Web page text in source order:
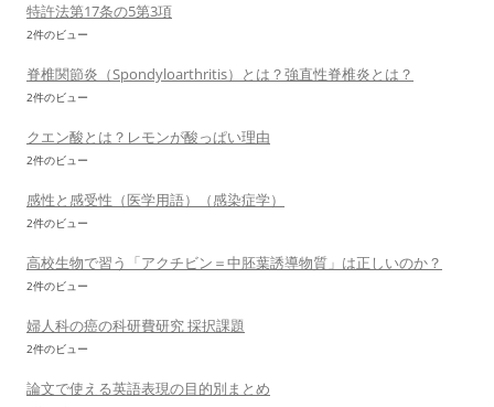
特許法第17条の5第3項
2件のビュー
脊椎関節炎（Spondyloarthritis）とは？強直性脊椎炎とは？
2件のビュー
クエン酸とは？レモンが酸っぱい理由
2件のビュー
感性と感受性（医学用語）（感染症学）
2件のビュー
高校生物で習う「アクチビン＝中胚葉誘導物質」は正しいのか？
2件のビュー
婦人科の癌の科研費研究 採択課題
2件のビュー
論文で使える英語表現の目的別まとめ